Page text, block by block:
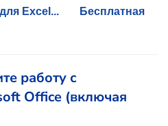
Excel...
Бесплатная
работу с
Office (включая